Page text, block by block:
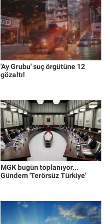
'Ay Grubu' suç örgütüne 12
gözaltı!
MGK bugün toplanıyor...
Gündem 'Terörsüz Türkiye'